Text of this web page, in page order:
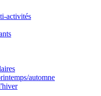
activités
automne